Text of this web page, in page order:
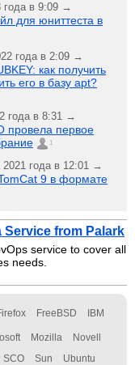
года в 9:09 →
для юниттеста в
года в 2:09 →
как получить
его в базу apt?
года в 8:31 →
провела первое
1
2021 года в 12:01 →
9 в формате
Service from Palark
service to cover all
needs.
FreeBSD IBM
Mozilla Novell
SCO Sun Ubuntu